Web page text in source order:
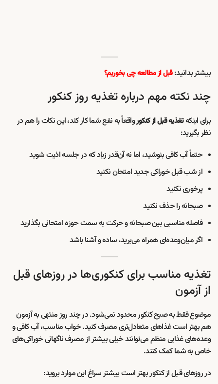
بیشتر بدانید:قبل از مطالعه چی بخوریم؟
چند نکته مهم درباره تغذیه روز کنکور
برای اینکهتغذیه قبل از کنکورواقعاً به نفع شما کار کند، این نکات را هم در
نظر بگیرید:
حتماً آب کافی بنوشید، اما نه آن‌قدر زیاد که در جلسه اذیت شوید
از شب قبل خوراکی جدید امتحان نکنید
پرخوری نکنید
صبحانه را حذف نکنید
فاصله مناسبی بین صبحانه و حرکت به سمت حوزه امتحانی بگذارید
اگر میان‌وعده‌ای همراه می‌برید، ساده و آشنا باشد
تغذیه مناسب برای کنکوری‌ها در روزهای قبل
از آزمون
موضوع فقط به صبح کنکور محدود نمی‌شود. در چند روز منتهی به آزمون
هم بهتر است غذاهای متعادل‌تری مصرف کنید. خواب مناسب، آب کافی و
وعده‌های غذایی منظم می‌توانند خیلی بیشتر از مصرف ناگهانی خوراکی‌های
خاص به شما کمک کنند.
در روزهای قبل از کنکور بهتر است بیشتر سراغ این موارد بروید: